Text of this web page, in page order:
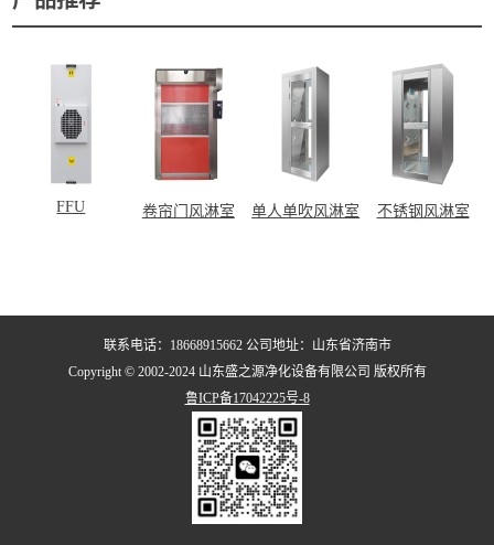
FFU 卷帘门风淋室 单人单吹风淋室 不锈钢风淋室
联系电话：18668915662 公司地址：山东省济南市
Copyright © 2002-2024 山东盛之源净化设备有限公司 版权所有
鲁ICP备17042225号-8